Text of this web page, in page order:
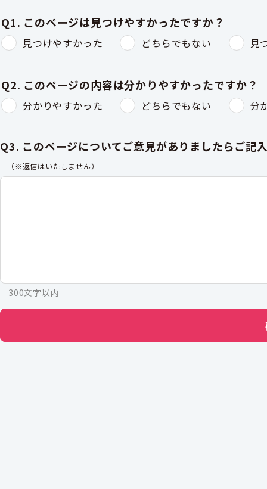
Q1. このページは見つけやすかったですか？
見つけやすかった どちらでもない 見
Q2. このページの内容は分かりやすかったですか？
分かりやすかった どちらでもない 分
Q3. このページについてご意見がありましたらご記
（※返信はいたしません）
300文字以内